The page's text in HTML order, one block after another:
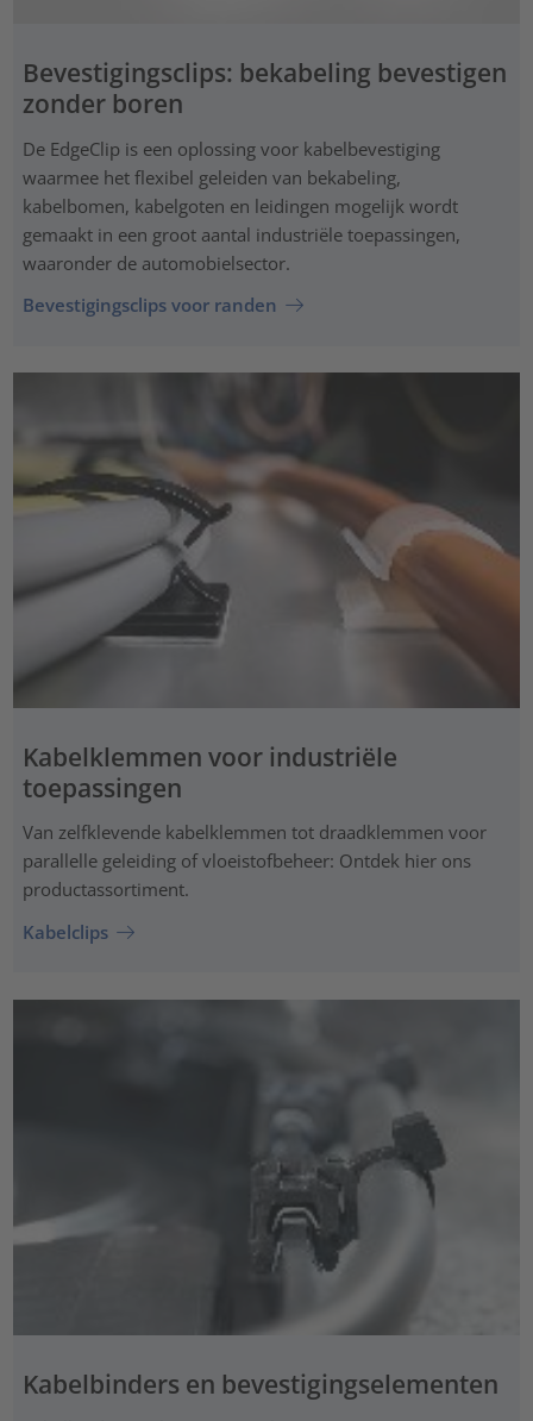
Bevestigingsclips: bekabeling bevestigen
zonder boren
De EdgeClip is een oplossing voor kabelbevestiging
waarmee het flexibel geleiden van bekabeling,
kabelbomen, kabelgoten en leidingen mogelijk wordt
gemaakt in een groot aantal industriële toepassingen,
waaronder de automobielsector.
Bevestigingsclips voor randen
Kabelklemmen voor industriële
toepassingen
Van zelfklevende kabelklemmen tot draadklemmen voor
parallelle geleiding of vloeistofbeheer: Ontdek hier ons
productassortiment.
Kabelclips
Kabelbinders en bevestigingselementen